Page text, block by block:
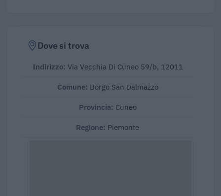
Dove si trova
Indirizzo: Via Vecchia Di Cuneo 59/b, 12011
Comune: Borgo San Dalmazzo
Provincia: Cuneo
Regione: Piemonte